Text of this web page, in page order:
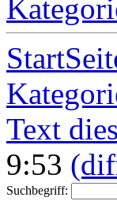
Text
9:53
Suchbegriff: